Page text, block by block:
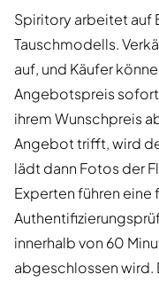
Spiritory arbeitet auf
Tauschmodells.
auf, und Käufer
Angebotspreis
ihrem Wunschpreis
Angebot trifft, wird
lädt dann Fotos der
Experten führen
innerhalb von 60
abgeschlossen wird.